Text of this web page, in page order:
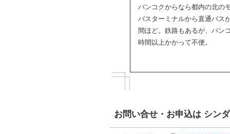
バンコクからなら都内の北の
バスターミナルから直通バス
間ほど。鉄路もあるが、バン
時間以上かかって不便。
お問い合せ・お申込は シン